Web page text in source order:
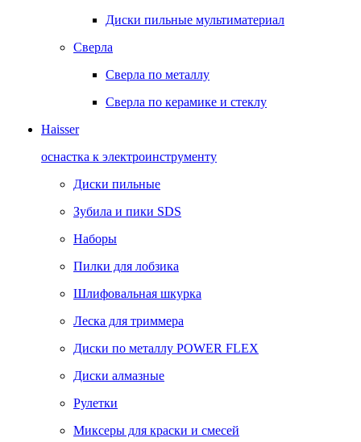
Диски пильные мультиматериал
Сверла
Сверла по металлу
Сверла по керамике и стеклу
Haisser
оснастка к электроинструменту
Диски пильные
Зубила и пики SDS
Наборы
Пилки для лобзика
Шлифовальная шкурка
Леска для триммера
Диски по металлу POWER FLEX
Диски алмазные
Рулетки
Миксеры для краски и смесей